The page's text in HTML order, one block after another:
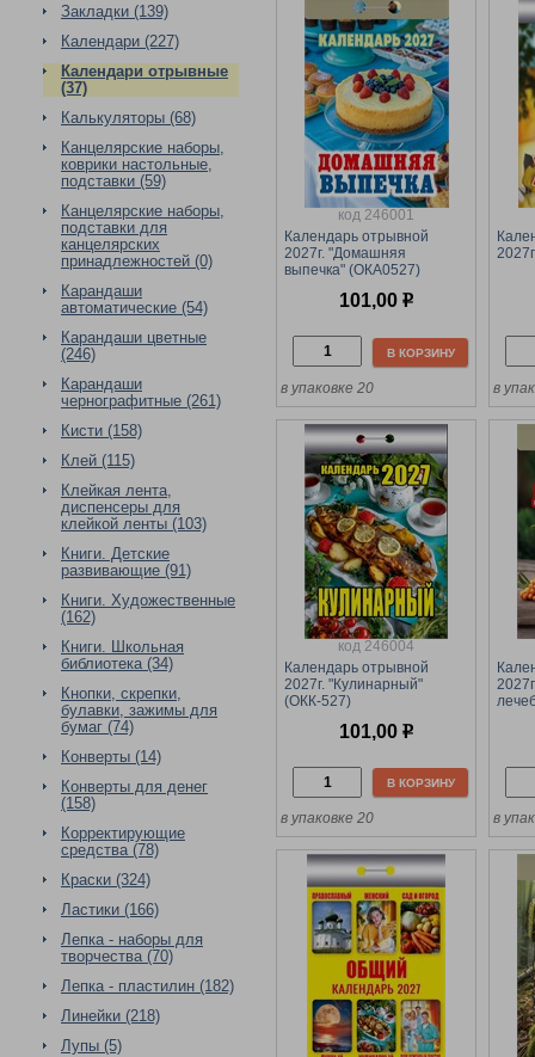
Закладки (139)
Календари (227)
Календари отрывные
(37)
Калькуляторы (68)
Канцелярские наборы,
коврики настольные,
подставки (59)
Канцелярские наборы,
подставки для
канцелярских
принадлежностей (0)
Карандаши
автоматические (54)
Карандаши цветные
(246)
Карандаши
чернографитные (261)
Кисти (158)
Клей (115)
Клейкая лента,
диспенсеры для
клейкой ленты (103)
Книги. Детские
развивающие (91)
Книги. Художественные
(162)
Книги. Школьная
библиотека (34)
Кнопки, скрепки,
булавки, зажимы для
бумаг (74)
Конверты (14)
Конверты для денег
(158)
Корректирующие
средства (78)
Краски (324)
Ластики (166)
Лепка - наборы для
творчества (70)
Лепка - пластилин (182)
Линейки (218)
Лупы (5)
код 246001
Календарь отрывной
2027г. "Домашняя
выпечка" (ОКА0527)
101,00 р
В КОРЗИНУ
в упаковке 20 в
код 246004
Календарь отрывной
2027г. "Кулинарный"
(ОКК-527)
101,00 р
В КОРЗИНУ
в упаковке 20 в